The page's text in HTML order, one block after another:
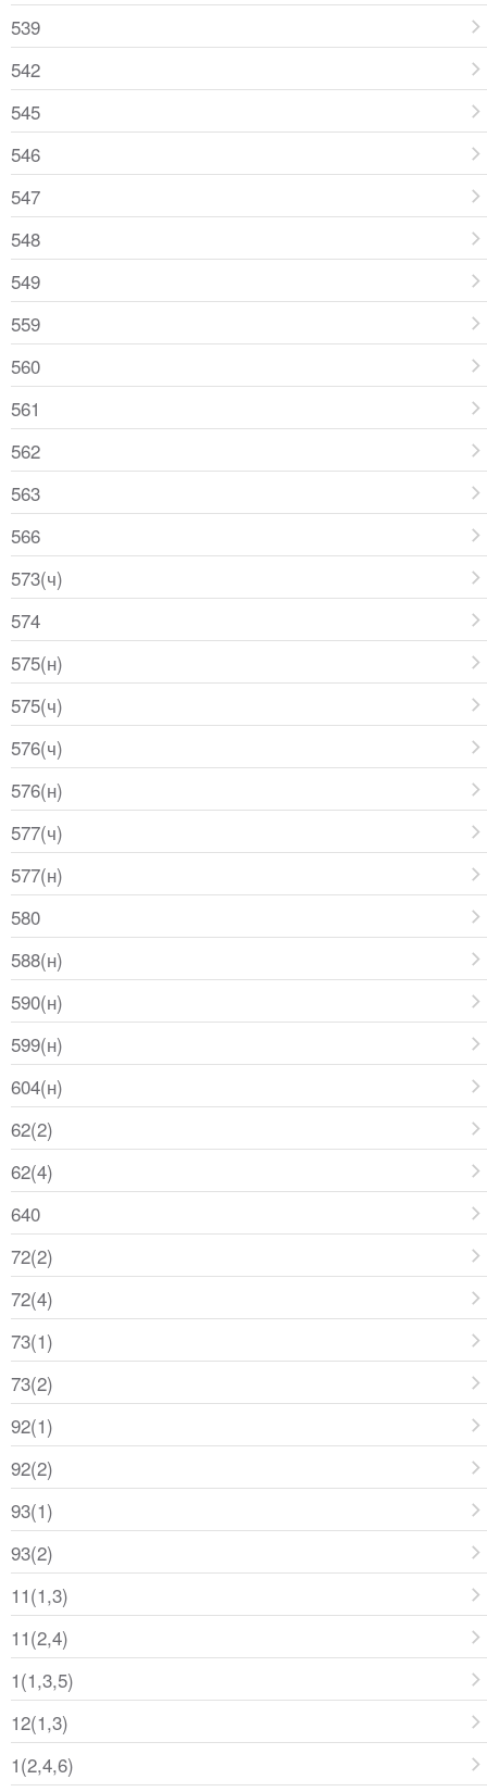
539
542
545
546
547
548
549
559
560
561
562
563
566
573(ч)
574
575(н)
575(ч)
576(ч)
576(н)
577(ч)
577(н)
580
588(н)
590(н)
599(н)
604(н)
62(2)
62(4)
640
72(2)
72(4)
73(1)
73(2)
92(1)
92(2)
93(1)
93(2)
11(1,3)
11(2,4)
1(1,3,5)
12(1,3)
1(2,4,6)